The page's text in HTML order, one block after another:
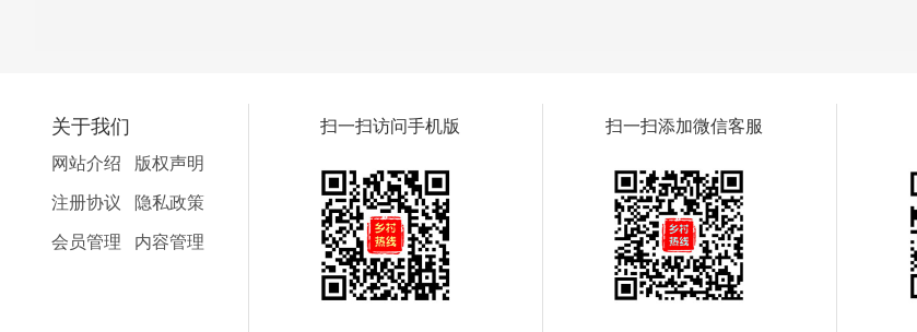
关于我们
网站介绍
版权声明
注册协议
隐私政策
会员管理
内容管理
扫一扫访问手机版 扫一扫添加微信客服